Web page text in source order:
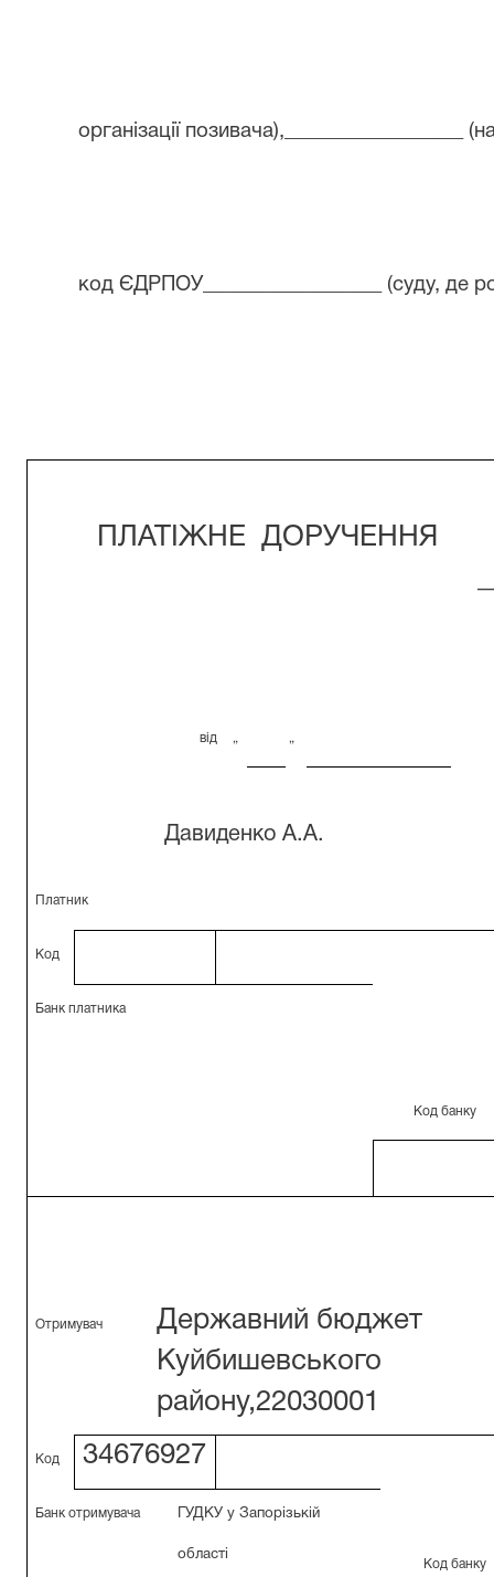
організації позивача),__________________
код ЄДРПОУ__________________ (суду, де
ПЛАТІЖНЕ ДОРУЧЕННЯ
від „ „
Платник
Давиденко А.А.
Код
Банк платника
Код банку
Отримувач
Державний бюджет
Куйбишевського
району,22030001
Код 34676927
Банк отримувача ГУДКУ у Запорізькій
області
Код банку